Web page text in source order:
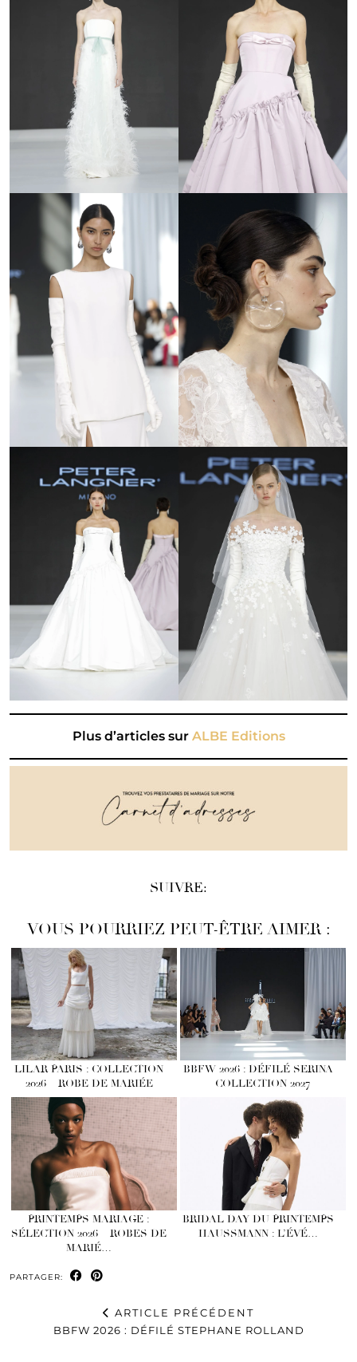
Plus d’articles sur ALBE Editions
SUIVRE:
VOUS POURRIEZ PEUT-ÊTRE AIMER :
LILAR PARIS : COLLECTION
2026 – ROBE DE MARIÉE
BBFW 2026 : DÉFILÉ SERINA
– COLLECTION 2027
PRINTEMPS MARIAGE :
SÉLECTION 2026 – ROBES DE
MARIÉ…
BRIDAL DAY DU PRINTEMPS
HAUSSMANN : L’ÉVÉ…
PARTAGER:
ARTICLE PRÉCÉDENT
BBFW 2026 : DÉFILÉ STEPHANE ROLLAND